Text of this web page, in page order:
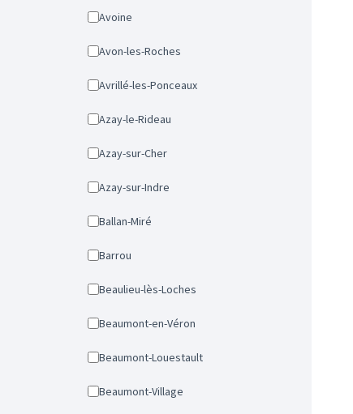
Avoine
Avon-les-Roches
Avrillé-les-Ponceaux
Azay-le-Rideau
Azay-sur-Cher
Azay-sur-Indre
Ballan-Miré
Barrou
Beaulieu-lès-Loches
Beaumont-en-Véron
Beaumont-Louestault
Beaumont-Village